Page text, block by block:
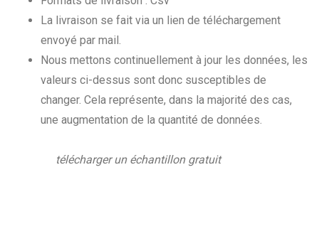
La livraison se fait via un lien de téléchargement
envoyé par mail.
Nous mettons continuellement à jour les données, les
valeurs ci-dessus sont donc susceptibles de
changer. Cela représente, dans la majorité des cas,
une augmentation de la quantité de données.
télécharger un échantillon gratuit